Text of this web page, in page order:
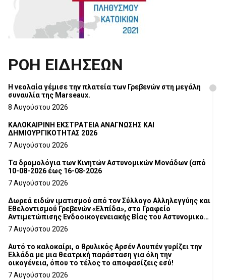
ΡΟΗ ΕΙΔΗΣΕΩΝ
Η νεολαία γέμισε την πλατεία των Γρεβενών στη μεγάλη
συναυλία της Marseaux.
8 Αυγούστου 2026
ΚΑΛΟΚΑΙΡΙΝΗ ΕΚΣΤΡΑΤΕΙΑ ΑΝΑΓΝΩΣΗΣ ΚΑΙ
ΔΗΜΙΟΥΡΓΙΚΟΤΗΤΑΣ 2026
7 Αυγούστου 2026
Τα δρομολόγια των Κινητών Αστυνομικών Μονάδων (από
10-08-2026 έως 16-08-2026
7 Αυγούστου 2026
Δωρεά ειδών ιματισμού από τον Σύλλογο Αλληλεγγύης και
Εθελοντισμού Γρεβενών «Ελπίδα», στο Γραφείο
Αντιμετώπισης Ενδοοικογενειακής Βίας του Αστυνομικού
Τμήματος Γρεβενών
7 Αυγούστου 2026
Αυτό το καλοκαίρι, ο θρυλικός Αρσέν Λουπέν γυρίζει την
Ελλάδα με μια θεατρική παράσταση για όλη την
οικογένεια, όπου το τέλος το αποφασίζεις εσύ!
7 Αυγούστου 2026